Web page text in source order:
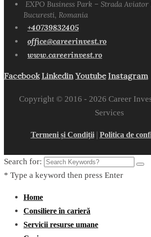
EXPO Business Park – Strada Aviator
Bucuresti, Romania
+40739832405
office@careerinvest.ro
www.careerinvest.ro
Facebook Linkedin Youtube Instagram
Copyright © 2016 - 2026 Career
Services
Termeni și Condiții| Politica de
Search for:
* Type a keyword then press Enter
Home
Consiliere în carieră
Servicii resurse umane